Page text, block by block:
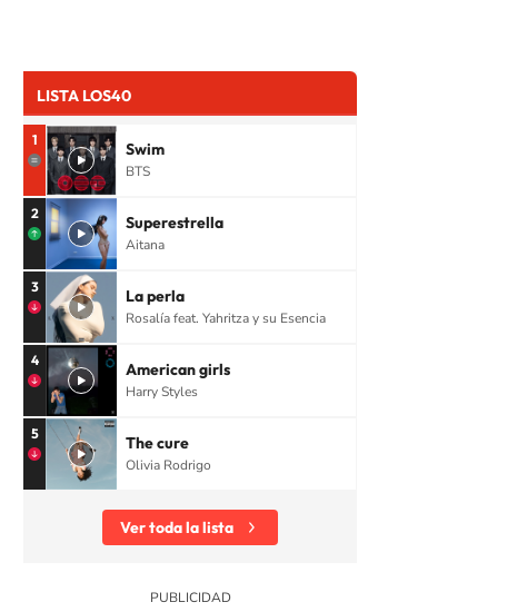
LISTA LOS40
1 Swim
BTS
2 Superestrella
Aitana
3 La perla
Rosalía feat. Yahritza y su Esencia
4 American girls
Harry Styles
5 The cure
Olivia Rodrigo
Ver toda la lista